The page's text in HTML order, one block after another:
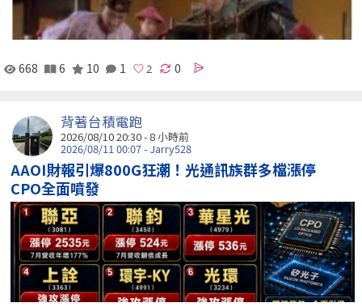
668 6 10 1 0
背著台積電跑
2026/08/10 20:30 -8 小時前
2026/08/11 00:07 - Jarry528
AAOI財報引爆800G狂潮！光通訊族群多檔漲停
CPO全面噴發